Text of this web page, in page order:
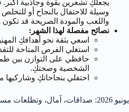
يجعلكِ تشعرين بقوة وجاذبية أكبر.
وسيلة للاحتفال بالنجاح أو
واللعب والمودة الصريحة قد تكون
نصائح مفصلة لهذا الشهر:
اسعي بثقة نحو أهدافكِ
استغلي الفرص المتاحة
حافظي على التوازن بين
الشخصية وصحتكِ.
احتفلي بنجاحاتكِ وشاركيها
يونيو 2026: صداقات، آمال، وتطلعات مستقبلية 👯‍♀️